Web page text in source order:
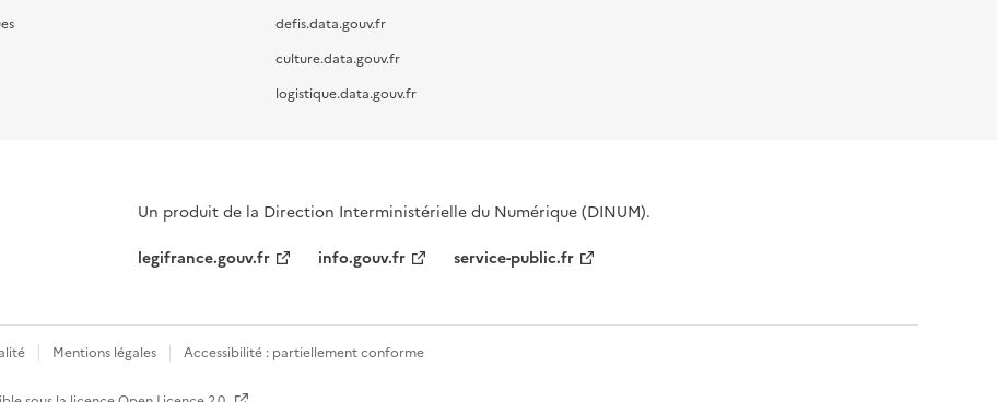
defis.data.gouv.fr
culture.data.gouv.fr
logistique.data.gouv.fr
Un produit de la Direction Interministérielle du Numérique (DINUM).
legifrance.gouv.fr
info.gouv.fr service-public.fr
Mentions légales Accessibilité : partiellement conforme